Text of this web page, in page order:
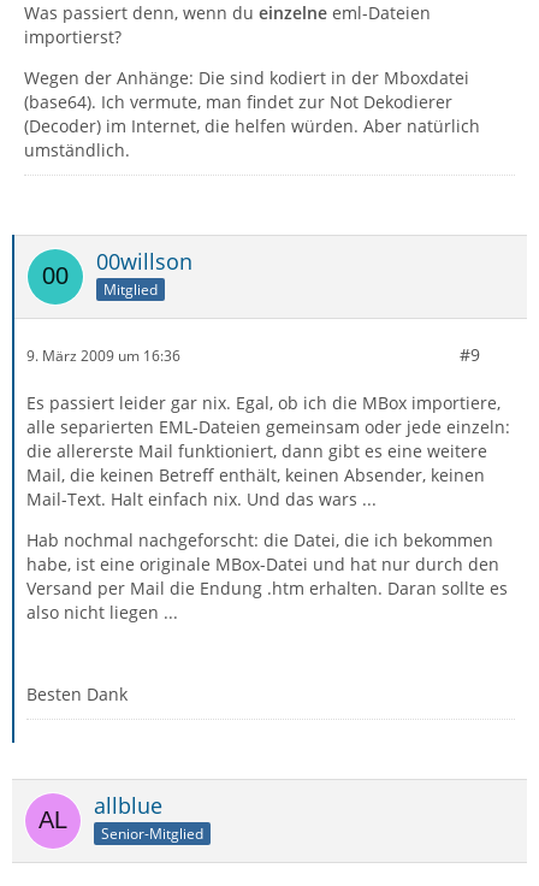
Was passiert denn, wenn du einzelne eml-Dateien
importierst?
Wegen der Anhänge: Die sind kodiert in der Mboxdatei
(base64). Ich vermute, man findet zur Not Dekodierer
(Decoder) im Internet, die helfen würden. Aber natürlich
umständlich.
00willson
Mitglied
9. März 2009 um 16:36 #9
Es passiert leider gar nix. Egal, ob ich die MBox importiere,
alle separierten EML-Dateien gemeinsam oder jede einzeln:
die allererste Mail funktioniert, dann gibt es eine weitere
Mail, die keinen Betreff enthält, keinen Absender, keinen
Mail-Text. Halt einfach nix. Und das wars ...
Hab nochmal nachgeforscht: die Datei, die ich bekommen
habe, ist eine originale MBox-Datei und hat nur durch den
Versand per Mail die Endung .htm erhalten. Daran sollte es
also nicht liegen ...
Besten Dank
allblue
Senior-Mitglied